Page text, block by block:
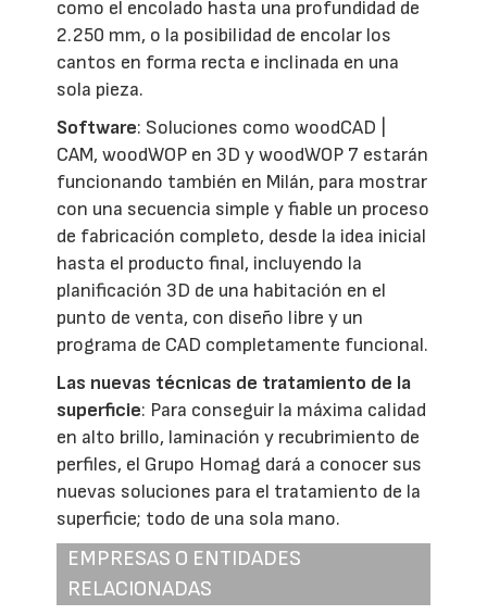
como el encolado hasta una profundidad de
2.250 mm, o la posibilidad de encolar los
cantos en forma recta e inclinada en una
sola pieza.
Software: Soluciones como woodCAD |
CAM, woodWOP en 3D y woodWOP 7 estarán
funcionando también en Milán, para mostrar
con una secuencia simple y fiable un proceso
de fabricación completo, desde la idea inicial
hasta el producto final, incluyendo la
planificación 3D de una habitación en el
punto de venta, con diseño libre y un
programa de CAD completamente funcional.
Las nuevas técnicas de tratamiento de la
superficie: Para conseguir la máxima calidad
en alto brillo, laminación y recubrimiento de
perfiles, el Grupo Homag dará a conocer sus
nuevas soluciones para el tratamiento de la
superficie; todo de una sola mano.
EMPRESAS O ENTIDADES
RELACIONADAS